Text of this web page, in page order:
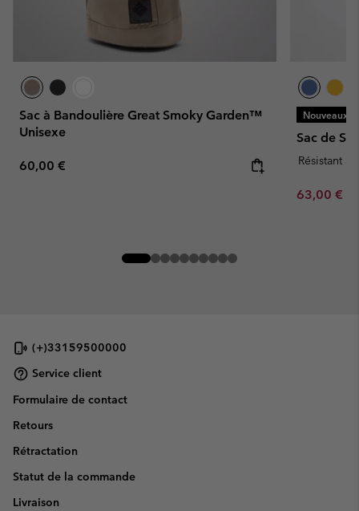
Sac à Bandoulière Great Smoky Garden™
Unisexe
Regular price:
60,00 €
Nouveaux
Sac de
Résistant à
Minimum
63,00 €
(+)33159500000
Service client
Formulaire de contact
Retours
Rétractation
Statut de la commande
Livraison